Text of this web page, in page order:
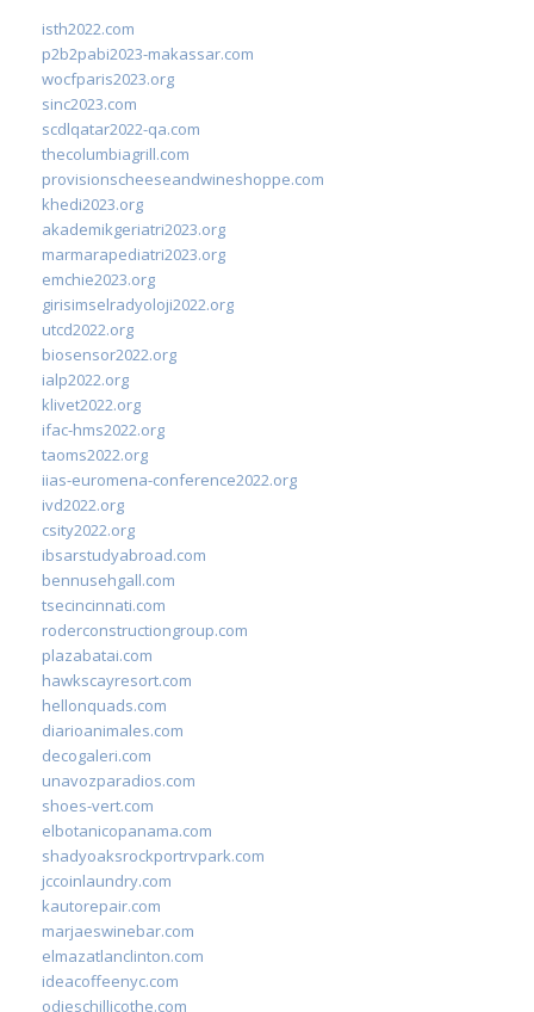
isth2022.com
p2b2pabi2023-makassar.com
wocfparis2023.org
sinc2023.com
scdlqatar2022-qa.com
thecolumbiagrill.com
provisionscheeseandwineshoppe.com
khedi2023.org
akademikgeriatri2023.org
marmarapediatri2023.org
emchie2023.org
girisimselradyoloji2022.org
utcd2022.org
biosensor2022.org
ialp2022.org
klivet2022.org
ifac-hms2022.org
taoms2022.org
iias-euromena-conference2022.org
ivd2022.org
csity2022.org
ibsarstudyabroad.com
bennusehgall.com
tsecincinnati.com
roderconstructiongroup.com
plazabatai.com
hawkscayresort.com
hellonquads.com
diarioanimales.com
decogaleri.com
unavozparadios.com
shoes-vert.com
elbotanicopanama.com
shadyoaksrockportrvpark.com
jccoinlaundry.com
kautorepair.com
marjaeswinebar.com
elmazatlanclinton.com
ideacoffeenyc.com
odieschillicothe.com